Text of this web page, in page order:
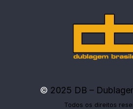
© 2025 DB –
Todos os direitos